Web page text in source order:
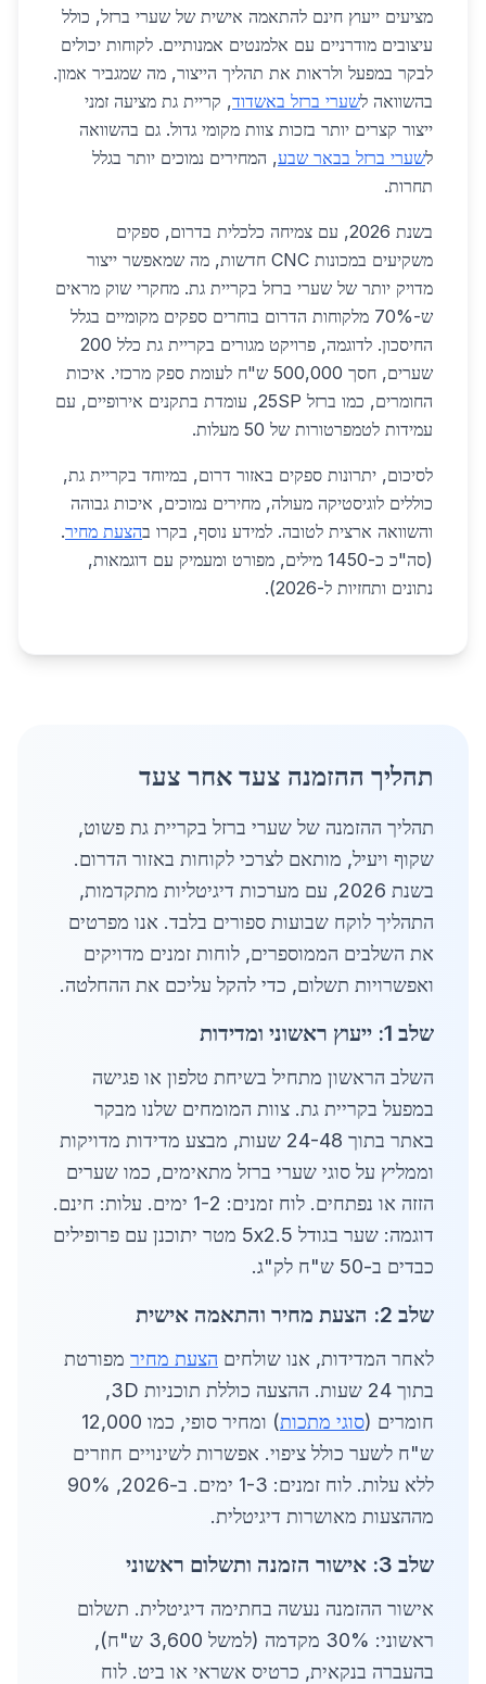
מציעים ייעוץ חינם להתאמה אישית של שערי ברזל, כולל
עיצובים מודרניים עם אלמנטים אמנותיים. לקוחות יכולים
לבקר במפעל ולראות את תהליך הייצור, מה שמגביר אמון.
בהשוואה לשערי ברזל באשדוד, קריית גת מציעה זמני
ייצור קצרים יותר בזכות צוות מקומי גדול. גם בהשוואה
לשערי ברזל בבאר שבע, המחירים נמוכים יותר בגלל
תחרות.
בשנת 2026, עם צמיחה כלכלית בדרום, ספקים
משקיעים במכונות CNC חדשות, מה שמאפשר ייצור
מדויק יותר של שערי ברזל בקריית גת. מחקרי שוק מראים
ש-70% מלקוחות הדרום בוחרים ספקים מקומיים בגלל
החיסכון. לדוגמה, פרויקט מגורים בקריית גת כלל 200
שערים, חסך 500,000 ש"ח לעומת ספק מרכזי. איכות
החומרים, כמו ברזל 25SP, עומדת בתקנים אירופיים, עם
עמידות לטמפרטורות של 50 מעלות.
לסיכום, יתרונות ספקים באזור דרום, במיוחד בקריית גת,
כוללים לוגיסטיקה מעולה, מחירים נמוכים, איכות גבוהה
והשוואה ארצית לטובה. למידע נוסף, בקרו בהצעת מחיר.
(סה"כ כ-1450 מילים, מפורט ומעמיק עם דוגמאות,
נתונים ותחזיות ל-2026).
תהליך ההזמנה צעד אחר צעד
תהליך ההזמנה של שערי ברזל בקריית גת פשוט,
שקוף ויעיל, מותאם לצרכי לקוחות באזור הדרום.
בשנת 2026, עם מערכות דיגיטליות מתקדמות,
התהליך לוקח שבועות ספורים בלבד. אנו מפרטים
את השלבים הממוספרים, לוחות זמנים מדויקים
ואפשרויות תשלום, כדי להקל עליכם את ההחלטה.
שלב 1: ייעוץ ראשוני ומדידות
השלב הראשון מתחיל בשיחת טלפון או פגישה
במפעל בקריית גת. צוות המומחים שלנו מבקר
באתר בתוך 24-48 שעות, מבצע מדידות מדויקות
וממליץ על סוגי שערי ברזל מתאימים, כמו שערים
הזזה או נפתחים. לוח זמנים: 1-2 ימים. עלות: חינם.
דוגמה: שער בגודל 5x2.5 מטר יתוכנן עם פרופילים
כבדים ב-50 ש"ח לק"ג.
שלב 2: הצעת מחיר והתאמה אישית
לאחר המדידות, אנו שולחים הצעת מחיר מפורטת
בתוך 24 שעות. ההצעה כוללת תוכניות 3D,
חומרים (סוגי מתכות
) ומחיר סופי, כמו 12,000
ש"ח לשער כולל ציפוי. אפשרות לשינויים חוזרים
ללא עלות. לוח זמנים: 1-3 ימים. ב-2026, 90%
מההצעות מאושרות דיגיטלית.
שלב 3: אישור הזמנה ותשלום ראשוני
אישור ההזמנה נעשה בחתימה דיגיטלית. תשלום
ראשוני: 30% מקדמה (למשל 3,600 ש"ח),
בהעברה בנקאית, כרטיס אשראי או ביט. לוח